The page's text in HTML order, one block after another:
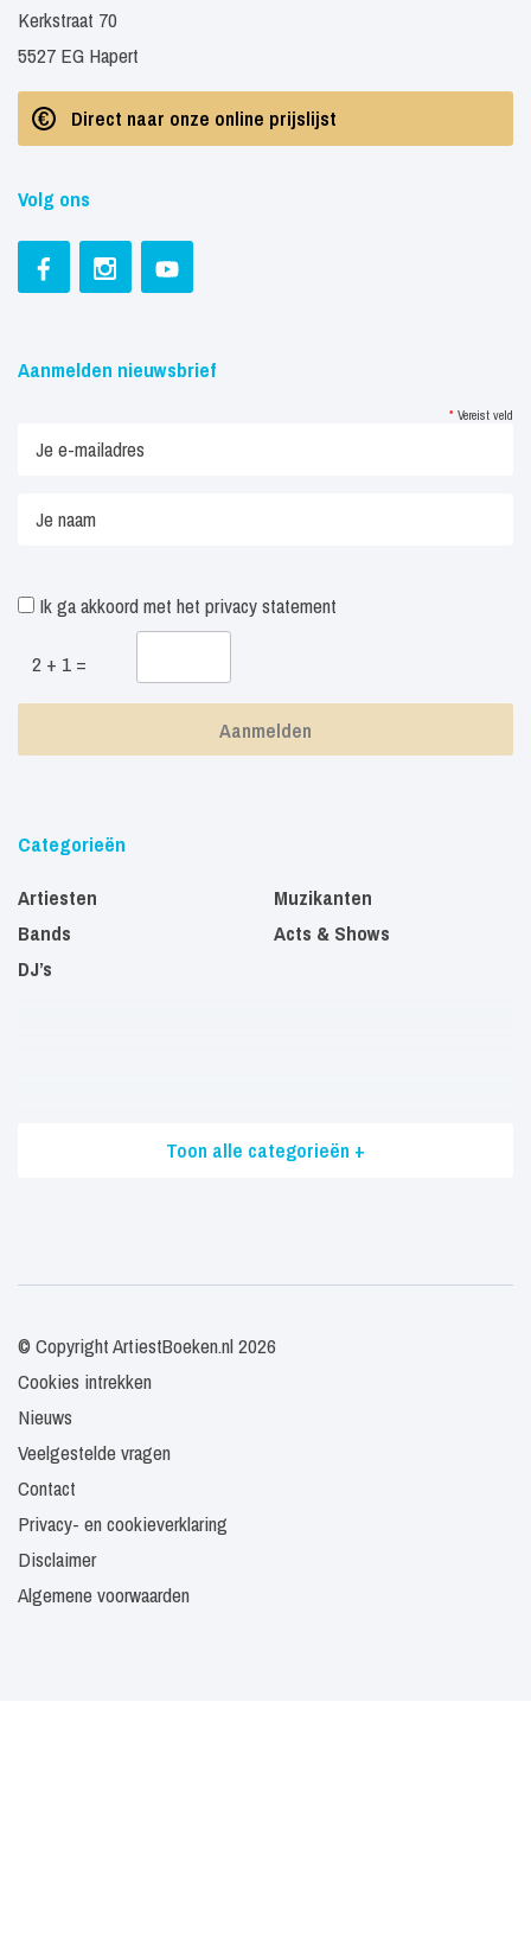
Kerkstraat 70
5527 EG Hapert
Direct naar onze online prijslijst
Volg ons
Aanmelden nieuwsbrief
* Vereist veld
Ik ga akkoord met het privacy statement
2 + 1 =
Categorieën
Artiesten
Bands
DJ’s
Muzikanten
Acts & Shows
Toon alle categorieën +
© Copyright ArtiestBoeken.nl 2026
Cookies intrekken
Nieuws
Veelgestelde vragen
Contact
Privacy- en cookieverklaring
Disclaimer
Algemene voorwaarden